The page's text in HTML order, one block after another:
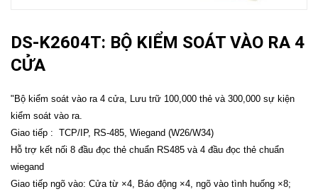
DS-K2604T: BỘ KIỂM SOÁT VÀO RA 4
CỬA
"Bộ kiểm soát vào ra 4 cửa, Lưu trữ 100,000 thẻ và 300,000 sự kiện
kiểm soát vào ra.
Giao tiếp : TCP/IP, RS-485, Wiegand (W26/W34)
Hỗ trợ kết nối 8 đầu đọc thẻ chuẩn RS485 và 4 đầu đọc thẻ chuẩn
wiegand
Giao tiếp ngõ vào: Cửa từ ×4, Báo động ×4, ngõ vào tình huống ×8;